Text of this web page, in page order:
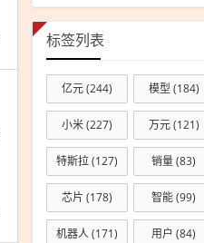
标签列表
亿元(244) 模型 (184)
小米(227) 万元(121)
特斯拉(127) 销量(83)
芯片 (178) 智能(99)
机器人(171) 用户 (84)